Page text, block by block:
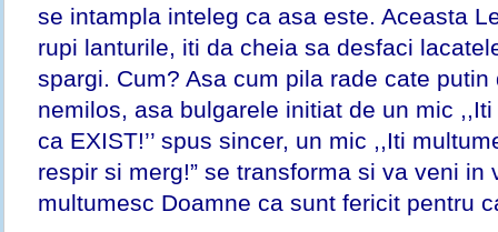
se intampla inteleg ca asa este. Aceasta
rupi lanturile, iti da cheia sa desfaci
spargi. Cum? Asa cum pila rade cate
nemilos, asa bulgarele initiat de un mic
ca EXIST!’’ spus sincer, un mic ,,Iti
respir si merg!” se transforma si va veni in
multumesc Doamne ca sunt fericit pentru